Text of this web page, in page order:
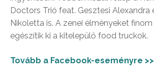
Doctors Trió feat. Gesztesi Alexandra
Nikoletta is. A zenei élményeket
egészítik ki a kitelepülő food truckok.
Tovább a Facebook-eseményre >>